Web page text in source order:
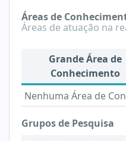
Áreas de
Áreas de atuação na
Grande Área de
Conhecimento
Nenhuma Área de
Grupos de Pesquisa